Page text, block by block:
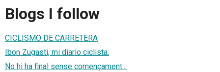
Blogs I follow
CICLISMO DE CARRETERA
Ibon Zugasti, mi diario ciclista.
No hi ha final sense començament...